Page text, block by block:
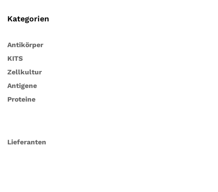
Kategorien
Antikörper
KITS
Zellkultur
Antigene
Proteine
Lieferanten